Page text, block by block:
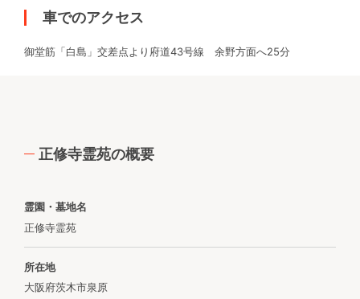
車でのアクセス
御堂筋「白島」交差点より府道43号線 余野方面へ25分
正修寺霊苑の概要
霊園・墓地名
正修寺霊苑
所在地
大阪府茨木市泉原